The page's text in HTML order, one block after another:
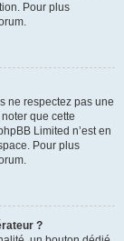
Pour plus
ne respectez pas une
que cette
Limited n’est en
Pour plus
?